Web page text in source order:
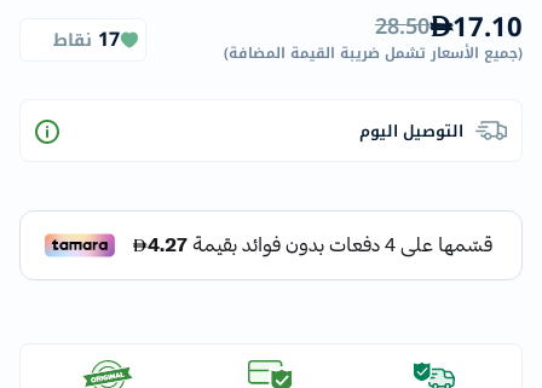
17.10
28.50
(جميع الأسعار تشمل ضريبة القيمة المضافة)
17 نقاط
التوصيل اليوم